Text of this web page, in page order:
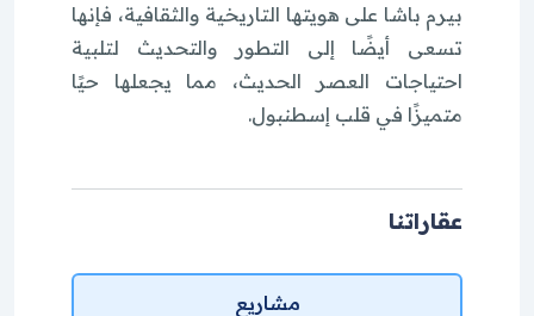
بيرم باشا على هويتها التاريخية والثقافية، فإنها
تسعى أيضًا إلى التطور والتحديث لتلبية
احتياجات العصر الحديث، مما يجعلها حيًا
متميزًا في قلب إسطنبول.
عقاراتنا
مشاريع